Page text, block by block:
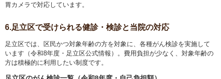
胃カメラで対応しています。
6.足立区で受けられる健診・検診と当院の対応
足立区では、区民かつ対象年齢の方を対象に、各種がん検診を実施して
います（令和8年度・足立区公式情報）。費用負担が少なく、対象年齢の
方は積極的に利用したい制度です。